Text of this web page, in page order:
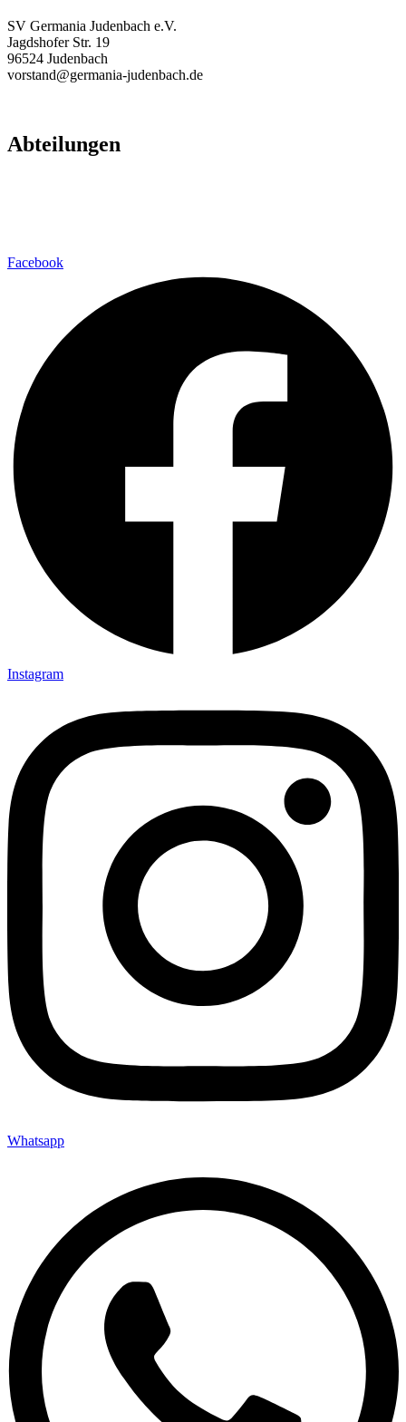
SV Germania Judenbach e.V.
Jagdshofer Str. 19
96524 Judenbach
vorstand@germania-judenbach.de
Abteilungen
Facebook
Instagram
Whatsapp